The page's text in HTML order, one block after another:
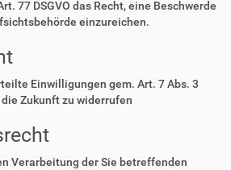
77 DSGVO das Recht, eine Beschwerde
einzureichen.
Einwilligungen gem. Art. 7 Abs. 3
die Zukunft zu widerrufen
Verarbeitung der Sie betreffenden